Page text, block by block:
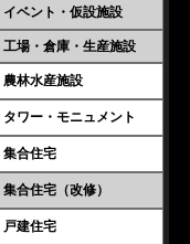
イベント・仮設施設
工場・倉庫・生産施設
農林水産施設
タワー・モニュメント
集合住宅
集合住宅（改修）
戸建住宅